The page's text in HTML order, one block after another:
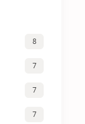
8
7
7
7